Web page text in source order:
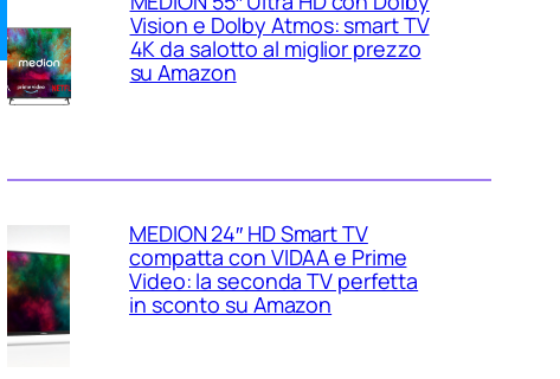
Vision e Dolby Atmos: smart TV
4K da salotto al miglior prezzo
su Amazon
MEDION 24″ HD Smart TV
compatta con VIDAA e Prime
Video: la seconda TV perfetta
in sconto su Amazon